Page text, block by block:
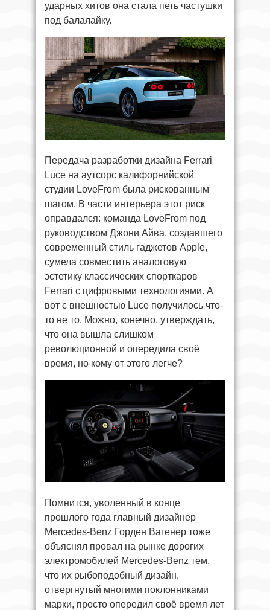
ударных хитов она стала петь частушки
под балалайку.
Передача разработки дизайна Ferrari
Luce на аутсорс калифорнийской
студии LoveFrom была рискованным
шагом. В части интерьера этот риск
оправдался: команда LoveFrom под
руководством Джони Айва, создавшего
современный стиль гаджетов Apple,
сумела совместить аналоговую
эстетику классических спорткаров
Ferrari с цифровыми технологиями. А
вот с внешностью Luce получилось что-
то не то. Можно, конечно, утверждать,
что она вышла слишком
революционной и опередила своё
время, но кому от этого легче?
Помнится, уволенный в конце
прошлого года главный дизайнер
Mercedes-Benz Горден Вагенер тоже
объяснял провал на рынке дорогих
электромобилей Mercedes-Benz тем,
что их рыбоподобный дизайн,
отвергнутый многими поклонниками
марки, просто опередил своё время лет